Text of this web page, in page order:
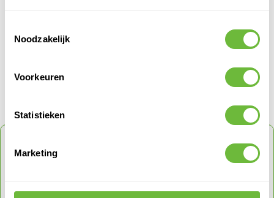
Noodzakelijk
Voorkeuren
Statistieken
Marketing
OP JE VOLGENDE
een code voor 5% korting op je volgende order